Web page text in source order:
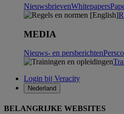
NieuwsbrievenWhitepapers
MEDIA
Nieuws- en persberichten
Login bij Veracity
Nederland
BELANGRIJKE WEBSITES